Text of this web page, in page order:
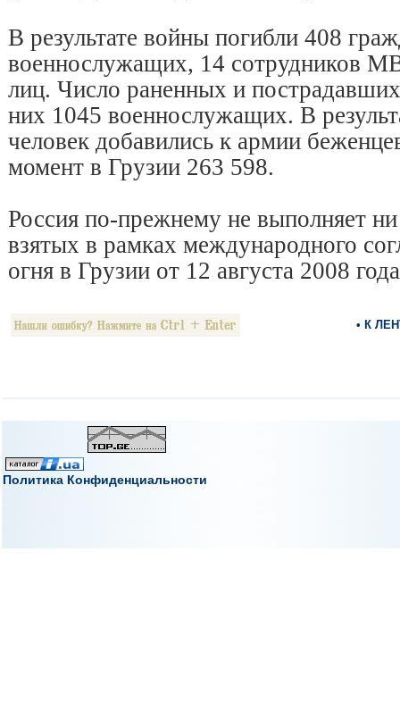
В результате войны погибли 408
военнослужащих, 14 сотрудников
лиц. Число раненных и
них 1045 военнослужащих. В
человек добавились к армии
момент в Грузии 263 598.
Россия по-прежнему не выполняет ни
взятых в рамках международного
огня в Грузии от 12 августа 2008
• К
Политика Конфиденциальности